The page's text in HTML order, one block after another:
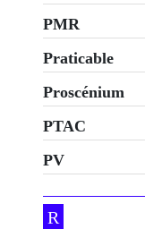
PMR
Praticable
Proscénium
PTAC
PV
R